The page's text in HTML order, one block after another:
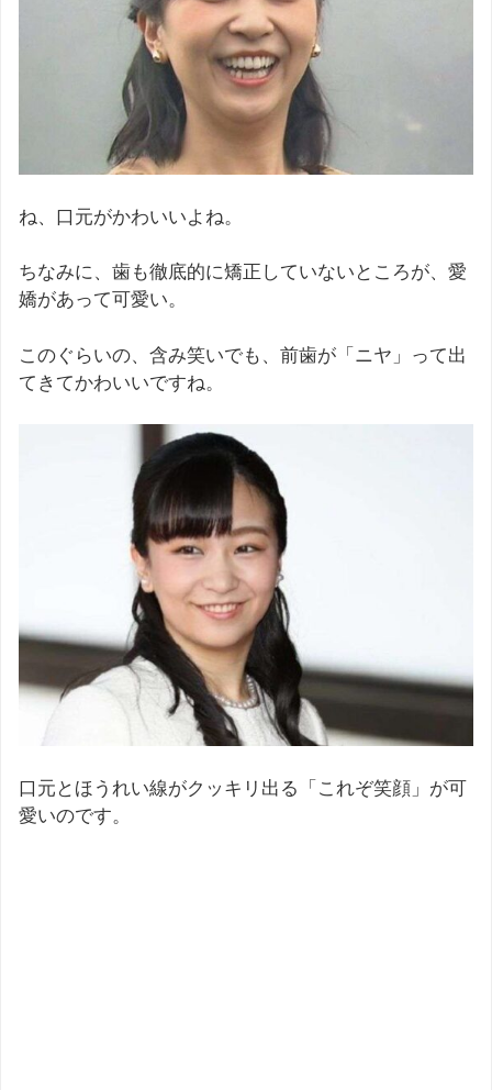
ね、口元がかわいいよね。
ちなみに、歯も徹底的に矯正していないところが、愛
嬌があって可愛い。
このぐらいの、含み笑いでも、前歯が「ニヤ」って出
てきてかわいいですね。
口元とほうれい線がクッキリ出る「これぞ笑顔」が可
愛いのです。